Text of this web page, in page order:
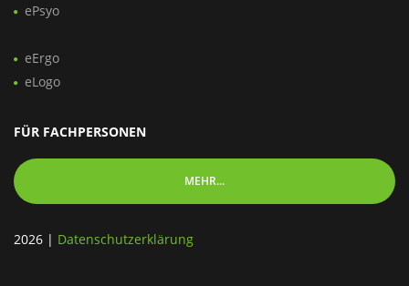
ePsyo
eErgo
eLogo
FÜR FACHPERSONEN
MEHR...
2026 | Datenschutzerklärung